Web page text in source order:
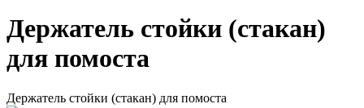
Держатель стойки (стакан)
для помоста
Держатель стойки (стакан) для помоста